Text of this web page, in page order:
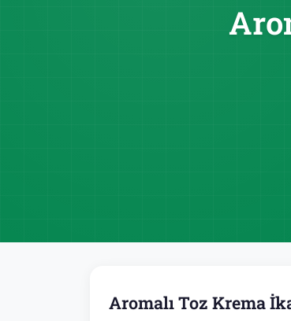
Aromalı Toz Krema